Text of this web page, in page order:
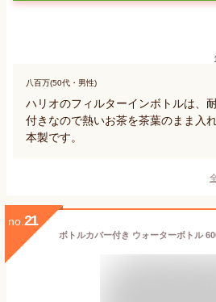
八百万(50代・男性)
ハリオのフィルターインボトルは、
付きなので熱いお茶を茶葉のまま入
本製です。
no. 21